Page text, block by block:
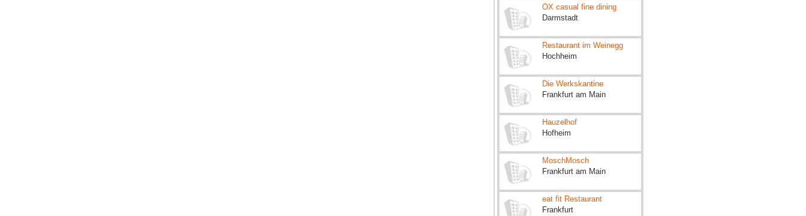
OX casual fine dining
Darmstadt
Restaurant im Weinegg
Hochheim
Die Werkskantine
Frankfurt am Main
Hauzelhof
Hofheim
MoschMosch
Frankfurt am Main
eat fit Restaurant
Frankfurt